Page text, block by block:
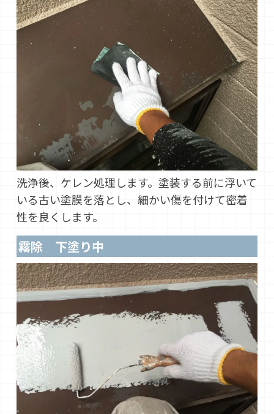
洗浄後、ケレン処理します。塗装する前に浮いて
いる古い塗膜を落とし、細かい傷を付けて密着
性を良くします。
霧除 下塗り中